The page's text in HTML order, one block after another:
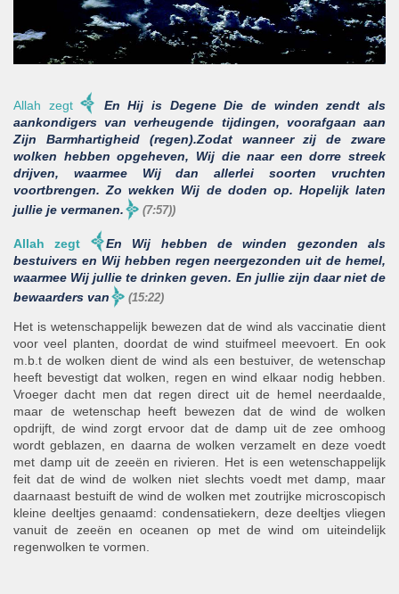
Allah zegt
En Hij is Degene Die de winden zendt als
aankondigers van verheugende tijdingen, voorafgaan aan
Zijn Barmhartigheid (regen).Zodat wanneer zij de zware
wolken hebben opgeheven, Wij die naar een dorre streek
drijven, waarmee Wij dan allerlei soorten vruchten
voortbrengen. Zo wekken Wij de doden op. Hopelijk laten
jullie je vermanen.
(7:57))
Allah zegt
En Wij hebben de winden gezonden als
bestuivers en Wij hebben regen neergezonden uit de hemel,
waarmee Wij jullie te drinken geven. En jullie zijn daar niet de
bewaarders van
(15:22)
Het is wetenschappelijk bewezen dat de wind als vaccinatie dient
voor veel planten, doordat de wind stuifmeel meevoert. En ook
m.b.t de wolken dient de wind als een bestuiver, de wetenschap
heeft bevestigt dat wolken, regen en wind elkaar nodig hebben.
Vroeger dacht men dat regen direct uit de hemel neerdaalde,
maar de wetenschap heeft bewezen dat de wind de wolken
opdrijft, de wind zorgt ervoor dat de damp uit de zee omhoog
wordt geblazen, en daarna de wolken verzamelt en deze voedt
met damp uit de zeeën en rivieren. Het is een wetenschappelijk
feit dat de wind de wolken niet slechts voedt met damp, maar
daarnaast bestuift de wind de wolken met zoutrijke microscopisch
kleine deeltjes genaamd: condensatiekern, deze deeltjes vliegen
vanuit de zeeën en oceanen op met de wind om uiteindelijk
regenwolken te vormen.